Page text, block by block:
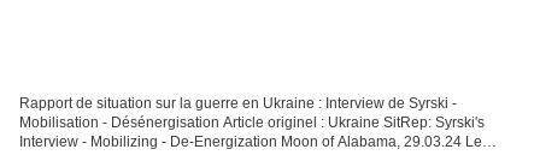
Rapport de situation sur la guerre en Ukraine : Interview de Syrski -
Mobilisation - Désénergisation Article originel : Ukraine SitRep: Syrski's
Interview - Mobilizing - De-Energization Moon of Alabama, 29.03.24 Le